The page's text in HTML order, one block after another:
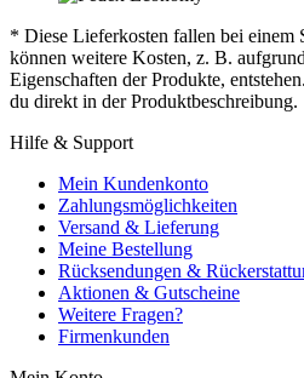
* Diese Lieferkosten fallen bei einem
können weitere Kosten, z. B.
Eigenschaften der Produkte,
du direkt in der Produktbeschreibung.
Hilfe & Support
Mein Kundenkonto
Zahlungsmöglichkeiten
Versand & Lieferung
Meine Bestellung
Rücksendungen &
Aktionen & Gutscheine
Weitere Fragen?
Firmenkunden